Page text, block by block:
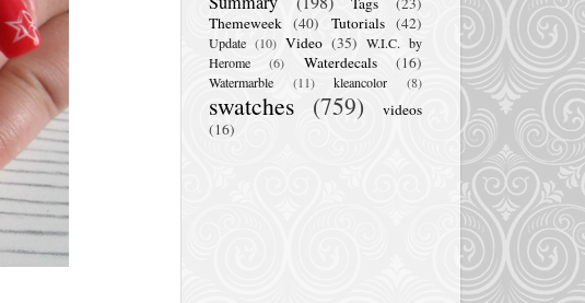
Themeweek (40) Tutorials (42)
Update (10) Video (35) W.I.C. by
Herome
(6) Waterdecals (16)
Watermarble (11) kleancolor (8)
swatches (759)
videos
(16)